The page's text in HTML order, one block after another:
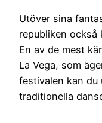
Utöver sina
republiken
En av de mest
La Vega, som
festivalen kan du
traditionella